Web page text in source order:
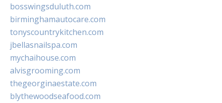
bosswingsduluth.com
birminghamautocare.com
tonyscountrykitchen.com
jbellasnailspa.com
mychaihouse.com
alvisgrooming.com
thegeorginaestate.com
blythewoodseafood.com